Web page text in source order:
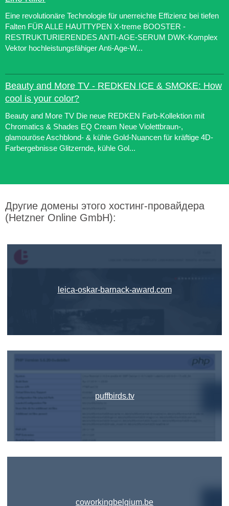
Eine revolutionäre Technologie für unerreichte Effizienz bei tiefen
Falten FÜR ALLE HAUTTYPEN X-treme BOOSTER -
RESTRUKTURIERENDES ANTI-AGE-SERUM DWK-Komplex
Vektor hochleistungsfähiger Anti-Age-W...
Beauty and More TV - REDKEN ICE & SMOKE: How
cool is your color?
Beauty and More TV Die neue REDKEN Farb-Kollektion mit
Chromatics & Shades EQ Cream Neue Violettbraun-,
glamouröse Aschblond- & kühle Gold-Nuancen für kräftige 4D-
Farbergebnisse Glitzernde, kühle Gol...
Другие домены этого хостинг-провайдера
(Hetzner Online GmbH):
leica-oskar-barnack-award.com
puffbirds.tv
coworkingbelgium.be